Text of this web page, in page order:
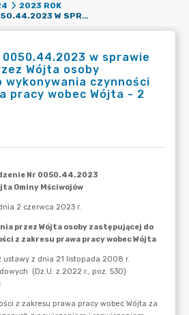
2023 ROK
ZARZĄDZENIE NR 0050.44.2023 W SPRAWIE WYZNACZENIA PRZEZ WÓJTA OSOBY ZASTĘPUJĄCEJ DO WYKONYWANIA CZYNNOŚCI Z ZAKRESU PRAWA PRACY WOBEC WÓJTA - 2 CZERWCA 2023
w sprawie
Wójta osoby
wykonywania czynności
pracy wobec Wójta - 2